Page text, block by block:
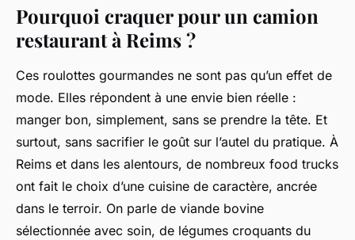
Pourquoi craquer pour un camion
restaurant à Reims ?
Ces roulottes gourmandes ne sont pas qu’un effet de
mode. Elles répondent à une envie bien réelle :
manger bon, simplement, sans se prendre la tête. Et
surtout, sans sacrifier le goût sur l’autel du pratique. À
Reims et dans les alentours, de nombreux food trucks
ont fait le choix d’une cuisine de caractère, ancrée
dans le terroir. On parle de viande bovine
sélectionnée avec soin, de légumes croquants du